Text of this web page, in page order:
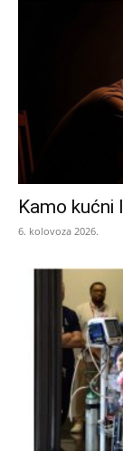
Kamo kućni
6. kolovoza 2026.